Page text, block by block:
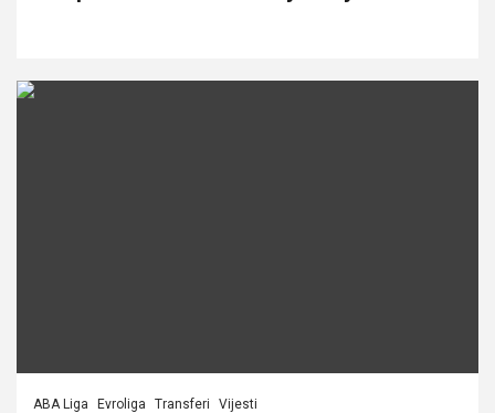
ABA Liga Evroliga Transferi Vijesti